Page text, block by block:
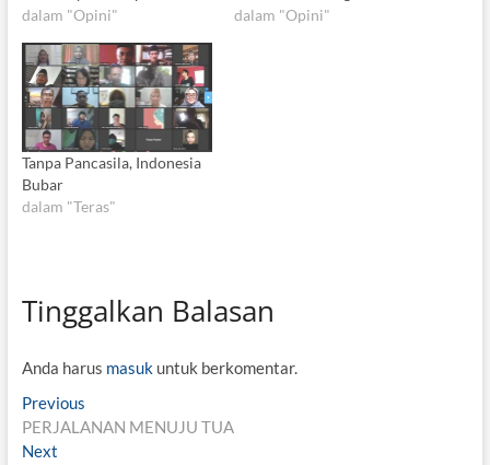
dalam "Opini"
dalam "Opini"
Tanpa Pancasila, Indonesia
Bubar
dalam "Teras"
Tinggalkan Balasan
Anda harus masukuntuk berkomentar.
N
a
Previous
r
PERJALANAN MENUJU TUA
Next